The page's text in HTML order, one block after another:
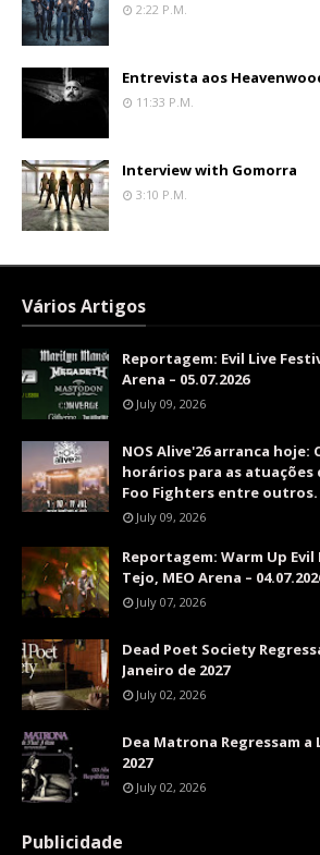
2:22 P.m.
Entrevista aos
11:33 P.m.
Interview with Gomorra
3:10 P.m.
Vários Artigos
Reportagem: Evil Live
Arena – 05.07.2026
July 09, 2026
NOS Alive'26 arranca hoje:
horários para as atuações
Foo Fighters entre outros.
July 09, 2026
Reportagem: Warm Up Evil
Tejo, MEO Arena –
July 07, 2026
Dead Poet Society
Janeiro de 2027
July 02, 2026
Dea Matrona Regressam a
2027
July 02, 2026
Publicidade